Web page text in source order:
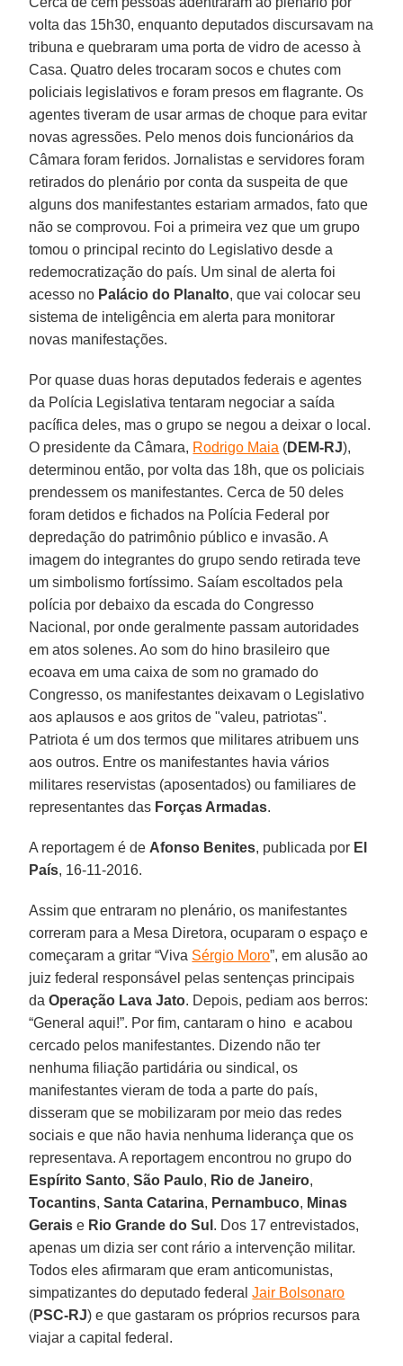
volta das 15h30, enquanto deputados discursavam na
tribuna e quebraram uma porta de vidro de acesso à
Casa. Quatro deles trocaram socos e chutes com
policiais legislativos e foram presos em flagrante. Os
agentes tiveram de usar armas de choque para evitar
novas agressões. Pelo menos dois funcionários da
Câmara foram feridos. Jornalistas e servidores foram
retirados do plenário por conta da suspeita de que
alguns dos manifestantes estariam armados, fato que
não se comprovou. Foi a primeira vez que um grupo
tomou o principal recinto do Legislativo desde a
redemocratização do país. Um sinal de alerta foi
acesso no Palácio do Planalto, que vai colocar seu
sistema de inteligência em alerta para monitorar
novas manifestações.
Por quase duas horas deputados federais e agentes
da Polícia Legislativa tentaram negociar a saída
pacífica deles, mas o grupo se negou a deixar o local.
O presidente da Câmara, Rodrigo Maia (DEM-RJ),
determinou então, por volta das 18h, que os policiais
prendessem os manifestantes. Cerca de 50 deles
foram detidos e fichados na Polícia Federal por
depredação do patrimônio público e invasão. A
imagem do integrantes do grupo sendo retirada teve
um simbolismo fortíssimo. Saíam escoltados pela
polícia por debaixo da escada do Congresso
Nacional, por onde geralmente passam autoridades
em atos solenes. Ao som do hino brasileiro que
ecoava em uma caixa de som no gramado do
Congresso, os manifestantes deixavam o Legislativo
aos aplausos e aos gritos de "valeu, patriotas".
Patriota é um dos termos que militares atribuem uns
aos outros. Entre os manifestantes havia vários
militares reservistas (aposentados) ou familiares de
representantes das Forças Armadas.
A reportagem é de Afonso Benites, publicada por El
País, 16-11-2016.
Assim que entraram no plenário, os manifestantes
correram para a Mesa Diretora, ocuparam o espaço e
começaram a gritar “Viva Sérgio Moro”, em alusão ao
juiz federal responsável pelas sentenças principais
daOperação Lava Jato. Depois, pediam aos berros:
“General aqui!”. Por fim, cantaram o hino e acabou
cercado pelos manifestantes. Dizendo não ter
nenhuma filiação partidária ou sindical, os
manifestantes vieram de toda a parte do país,
disseram que se mobilizaram por meio das redes
sociais e que não havia nenhuma liderança que os
representava. A reportagem encontrou no grupo do
Espírito Santo,São Paulo, Rio de Janeiro,
Tocantins,Santa Catarina, Pernambuco, Minas
Gerais e Rio Grande do Sul . Dos 17 entrevistados,
apenas um dizia ser cont rário a intervenção militar.
Todos eles afirmaram que eram anticomunistas,
simpatizantes do deputado federalJair Bolsonaro
(PSC-RJ) e que gastaram os próprios recursos para
viajar a capital federal.